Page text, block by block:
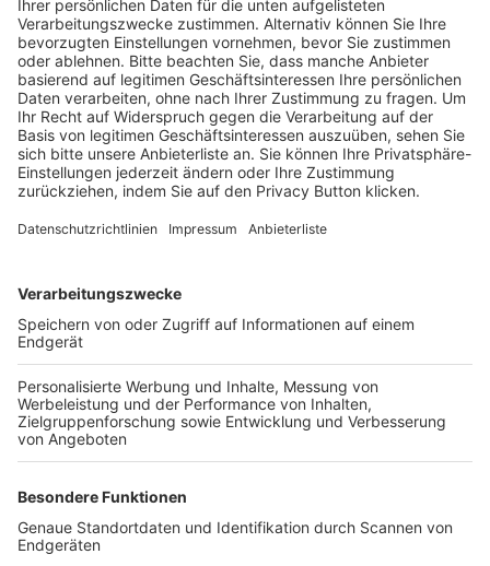
Trainerausbildung
Schulungsangebot Vereinsmitarbeiter
BFV-Geschäftsstellen
Trainerbörse
Login SpielPlus
FOLGE DEM BFV
TOP-VEREINE
TOP-PARTNER